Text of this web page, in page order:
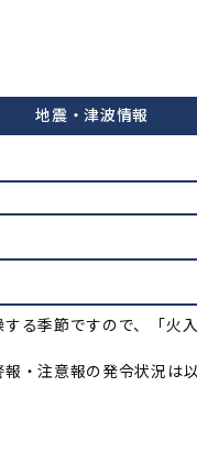
地震・津波情報
る季節ですので、「火
・注意報の発令状況は